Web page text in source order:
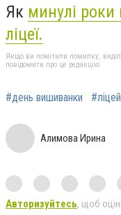
Як минулі роки
ліцеї.
Якщо ви помітили помилку,
повідомити про це редакцію
#день вишиванки
Алимова Ирина
Авторизуйтесь, щоб